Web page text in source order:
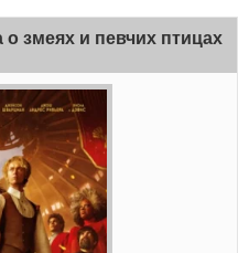
змеях и певчих птицах